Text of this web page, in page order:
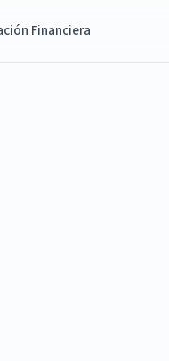
Financiera